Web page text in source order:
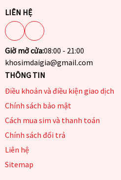
LIÊN HỆ
Giờ mở cửa:08:00 - 21:00
khosimdaigia@gmail.com
THÔNG TIN
Điều khoản và điều kiện giao dịch
Chính sách bảo mật
Cách mua sim và thanh toán
Chính sách đổi trả
Liên hệ
Sitemap